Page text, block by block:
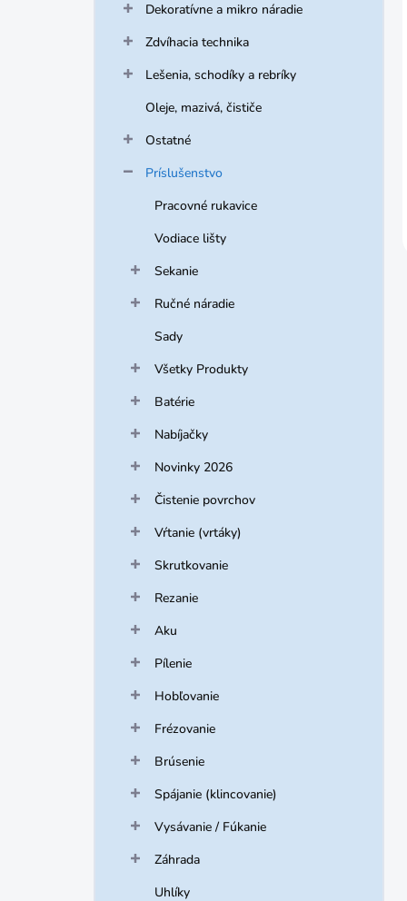
Dekoratívne a mikro náradie
Zdvíhacia technika
Lešenia, schodíky a rebríky
Oleje, mazivá, čističe
Ostatné
Príslušenstvo
Pracovné rukavice
Vodiace lišty
Sekanie
Ručné náradie
Sady
Všetky Produkty
Batérie
Nabíjačky
Novinky 2026
Čistenie povrchov
Vŕtanie (vrtáky)
Skrutkovanie
Rezanie
Aku
Pílenie
Hobľovanie
Frézovanie
Brúsenie
Spájanie (klincovanie)
Vysávanie / Fúkanie
Záhrada
Uhlíky